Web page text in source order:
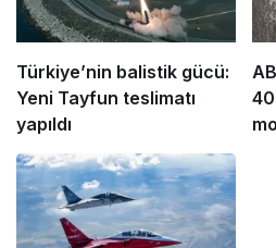
Türkiye’nin balistik gücü:
Yeni Tayfun teslimatı
yapıldı